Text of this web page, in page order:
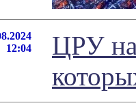
12:04
ЦРУ